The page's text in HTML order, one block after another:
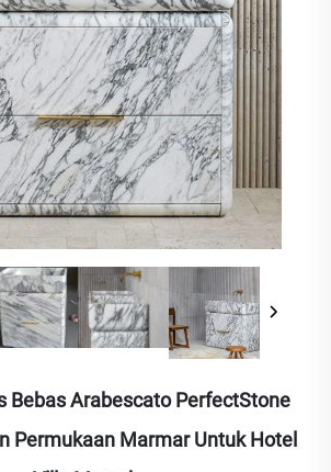
Bebas Arabescato PerfectStone
Permukaan Marmar Untuk Hotel